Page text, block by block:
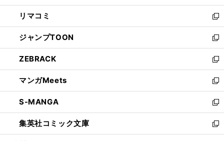
ウ
で
開
く
ン
ド
ウ
で
開
く
ウ
ィ
ン
ド
ウ
で
開
く
し
い
ウ
ィ
ン
ド
ウ
で
開
く
リマコミ
新
し
い
ウ
ィ
ン
ド
ウ
で
開
く
ジャンプTOON
新
し
い
ウ
ィ
ン
ド
ウ
で
開
ZEBRACK
新
し
い
ウ
ィ
ン
ド
ウ
マンガMeets
新
し
い
ウ
ィ
ン
S-MANGA
新
し
い
ウ
集英社コミック文庫
新
し